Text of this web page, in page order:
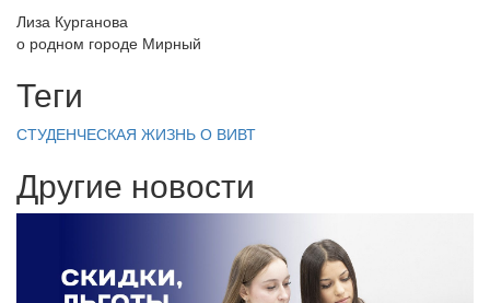
Лиза Курганова
о родном городе Мирный
Теги
СТУДЕНЧЕСКАЯ ЖИЗНЬ О ВИВТ
Другие новости